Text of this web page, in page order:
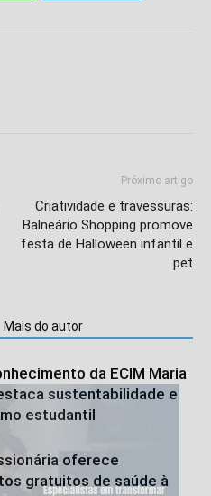
Próximo artigo
Criatividade e travessuras:
Balneário Shopping promove
festa de Halloween infantil e
pet
Mais do autor
da ECIM Maria
sustentabilidade e
estudantil
oferece
gratuitos de saúde à